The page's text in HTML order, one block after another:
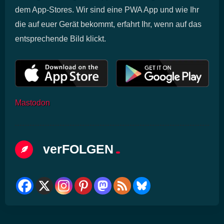
dem App-Stores. Wir sind eine PWA App und wie Ihr
die auf euer Gerät bekommt, erfahrt Ihr, wenn auf das
entsprechende Bild klickt.
Mastodon
verFOLGEN